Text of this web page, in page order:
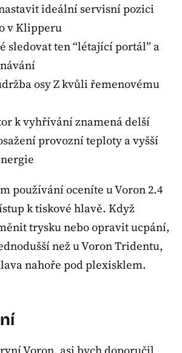
ideální servisní pozici
v Klipperu
sledovat ten “létající portál” a
osy Z kvůli řemenovému
k vyhřívání znamená delší
provozní teploty a vyšší
používání oceníte u Voron 2.4
k tiskové hlavě. Když
trysku nebo opravit ucpání,
než u Voron Tridentu,
nahoře pod plexisklem.
Voron, asi bych doporučil